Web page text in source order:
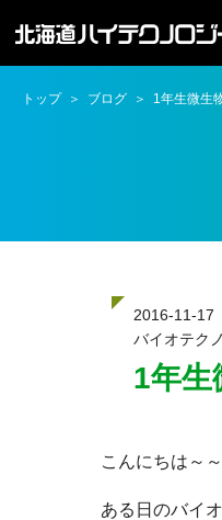
トップ ブログ 1年生微生
2016-11-17
バイオテク
1年生
こんにちは～
ある日のバイ